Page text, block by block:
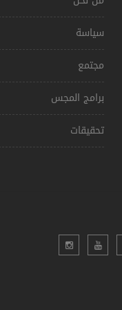
سياسة
مجتمع
برامج المجس
تحقيقات